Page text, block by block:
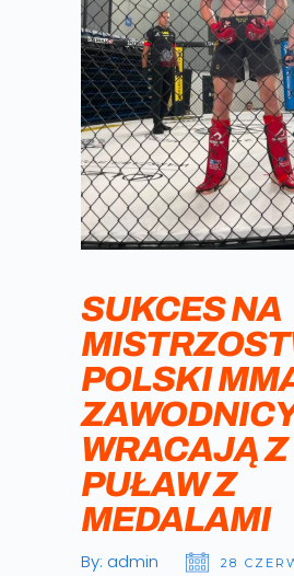
SUKCES NA
POLSKI
WRACAJĄ Z
PUŁAW Z
MEDALAMI
By: admin
28